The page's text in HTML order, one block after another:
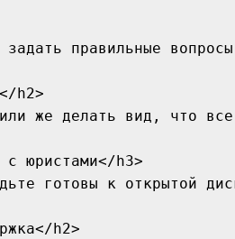
задать правильные
h2>
же делать вид, что
с юристами</h3>
готовы к открытой
h2>